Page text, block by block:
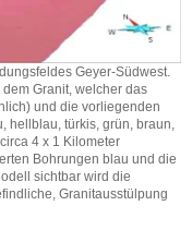
Geyer-Südwest.
Granit, welcher das
und die vorliegenden
hellblau, türkis, grün, braun,
4 x 1 Kilometer
Bohrungen blau und die
sichtbar wird die
Granitausstülpung